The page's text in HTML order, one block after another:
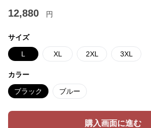
12,880 円
サイズ
L XL 2XL 3XL
カラー
ブラック ブルー
購入画面に進む